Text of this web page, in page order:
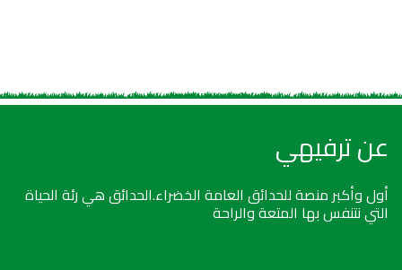
عن ترفيهي
أول وأكبر منصة للحدائق العامة الخضراء.الحدائق هي رئة الحياة
التي نتنفس بها المتعة والراحة